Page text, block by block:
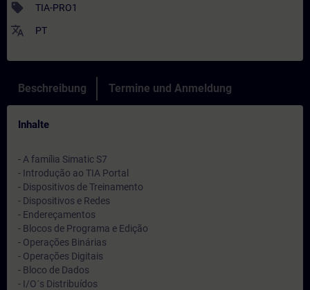
sell TIA-PRO1
translate PT
Beschreibung Termine und Anmeldung
Inhalte
- A família Simatic S7
- Introdução ao TIA Portal
- Dispositivos de Treinamento
- Dispositivos e Redes
- Endereçamentos
- Blocos de Programa e Edição
- Operações Binárias
- Operações Digitais
- Bloco de Dados
- I/O´s Distribuídos